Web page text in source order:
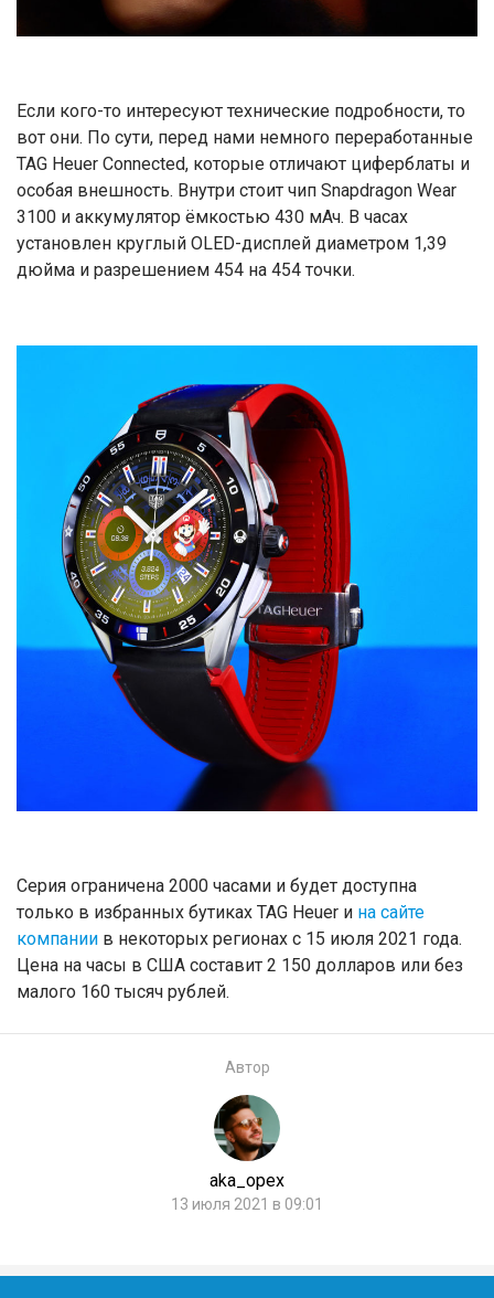
Если кого-то интересуют технические подробности, то
вот они. По сути, перед нами немного переработанные
TAG Heuer Connected, которые отличают циферблаты и
особая внешность. Внутри стоит чип Snapdragon Wear
3100 и аккумулятор ёмкостью 430 мАч. В часах
установлен круглый OLED-дисплей диаметром 1,39
дюйма и разрешением 454 на 454 точки.
Серия ограничена 2000 часами и будет доступна
только в избранных бутиках TAG Heuer и на сайте
компании в некоторых регионах с 15 июля 2021 года.
Цена на часы в США составит 2 150 долларов или без
малого 160 тысяч рублей.
Автор
aka_opex
13 июля 2021 в 09:01